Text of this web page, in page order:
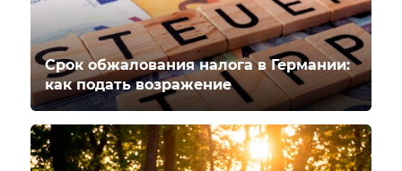
Срок обжалования налога в Германии:
как подать возражение